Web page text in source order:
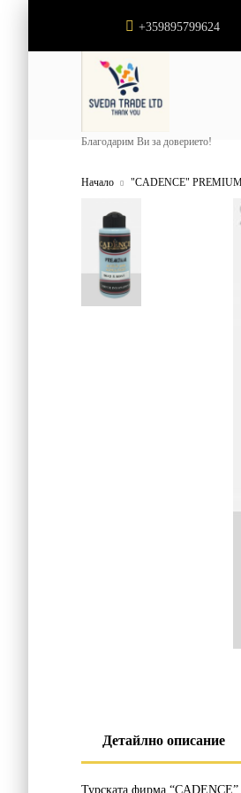
+359895799624
Благодарим Ви за доверието!
Начало "CADENCE"
Детайлно описание
Турската фирма